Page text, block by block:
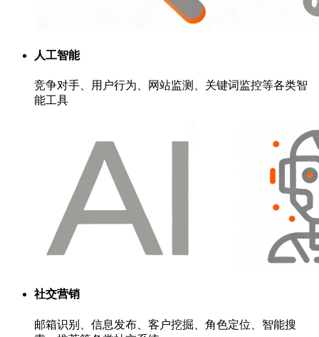
人工智能
竞争对手、用户行为、网站监测、关键词监控等各类智
能工具
社交营销
邮箱识别、信息发布、客户挖掘、角色定位、智能搜